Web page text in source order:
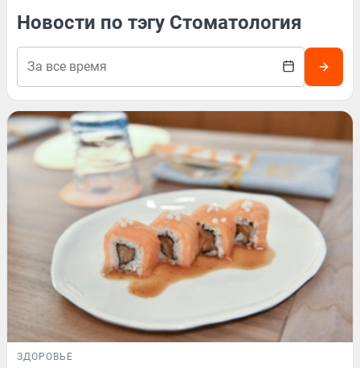
Новости по тэгу Стоматология
ЗДОРОВЬЕ